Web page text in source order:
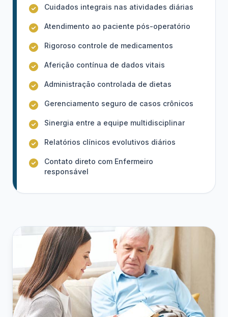
Cuidados integrais nas atividades diárias
Atendimento ao paciente pós-operatório
Rigoroso controle de medicamentos
Aferição contínua de dados vitais
Administração controlada de dietas
Gerenciamento seguro de casos crônicos
Sinergia entre a equipe multidisciplinar
Relatórios clínicos evolutivos diários
Contato direto com Enfermeiro
responsável